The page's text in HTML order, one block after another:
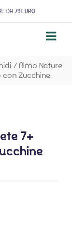
DA 79 EURO
/ Almo Nature
con Zucchine
7+